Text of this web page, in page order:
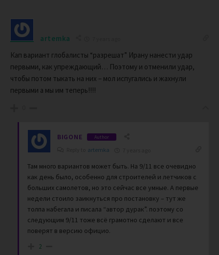
artemka
Кап вариант глобалисты “разрешат” Ирану нанести удар
первыми, как упреждающий… Поэтому и отменили удар,
чтобы потом тыкать на них – мол испугались и жахнули
первыми а мы им теперь!!!!
BIGONE Author
artemka
Там много вариантов может быть. На 9/11 все очевидно
как день было, особенно для строителей и летчиков с
больших самолетов, но это сейчас все умные. А первые
недели стоило заикнуться про постановку – тут же
толпа набегала и писала “автор дурак”. поэтому со
следующим 9/11 тоже всё грамотно сделают и все
поверят в версию официо.
2